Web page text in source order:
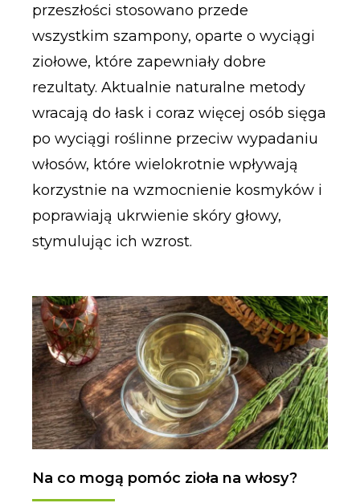
przeszłości stosowano przede
wszystkim szampony, oparte o wyciągi
ziołowe, które zapewniały dobre
rezultaty. Aktualnie naturalne metody
wracają do łask i coraz więcej osób sięga
po wyciągi roślinne przeciw wypadaniu
włosów, które wielokrotnie wpływają
korzystnie na wzmocnienie kosmyków i
poprawiają ukrwienie skóry głowy,
stymulując ich wzrost.
Na co mogą pomóc zioła na włosy?